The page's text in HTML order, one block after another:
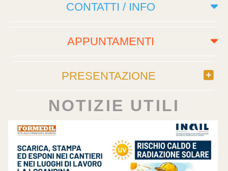
CONTATTI / INFO
APPUNTAMENTI
PRESENTAZIONE
NOTIZIE UTILI